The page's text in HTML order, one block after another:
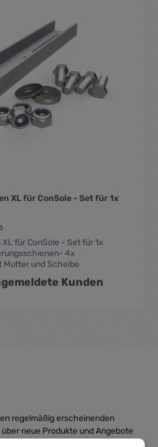
XL für ConSole - Set für 1x
für ConSole - Set für 1x
4x
und Scheibe
Kunden
regelmäßig erscheinenden
neue Produkte und Angebote